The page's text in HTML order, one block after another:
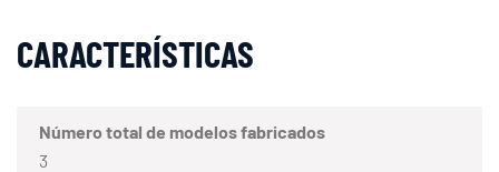
CARACTERÍSTICAS
Número total de modelos fabricados
3